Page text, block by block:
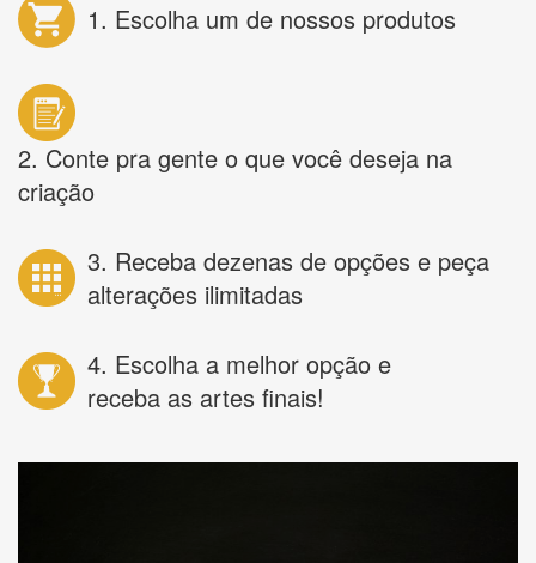
1. Escolha um de nossos produtos
2. Conte pra gente o que você deseja na
criação
3. Receba dezenas de opções e peça
alterações ilimitadas
4. Escolha a melhor opção e
receba as artes finais!